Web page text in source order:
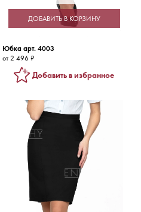
ДОБАВИТЬ В КОРЗИНУ
Юбка арт. 4003
от 2 496 ₽
Добавить в избранное